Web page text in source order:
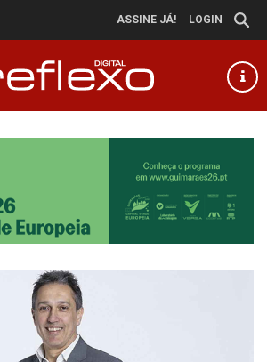
ASSINE JÁ! LOGIN